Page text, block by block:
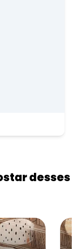
desses